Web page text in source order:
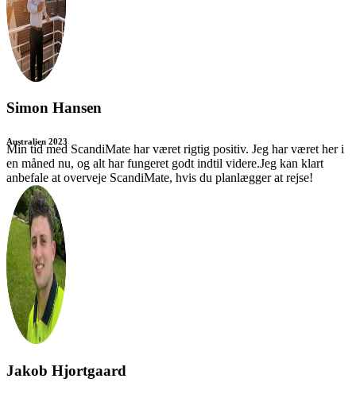
Simon Hansen
Australien 2023
Min tid med ScandiMate har været rigtig positiv. Jeg har været her i
en måned nu, og alt har fungeret godt indtil videre.Jeg kan klart
anbefale at overveje ScandiMate, hvis du planlægger at rejse!
Jakob Hjortgaard